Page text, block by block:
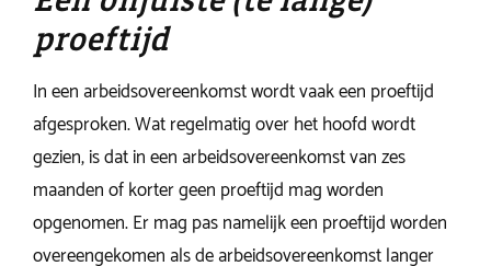
proeftijd
In een arbeidsovereenkomst wordt vaak een proeftijd
afgesproken. Wat regelmatig over het hoofd wordt
gezien, is dat in een arbeidsovereenkomst van zes
maanden of korter geen proeftijd mag worden
opgenomen. Er mag pas namelijk een proeftijd worden
overeengekomen als de arbeidsovereenkomst langer